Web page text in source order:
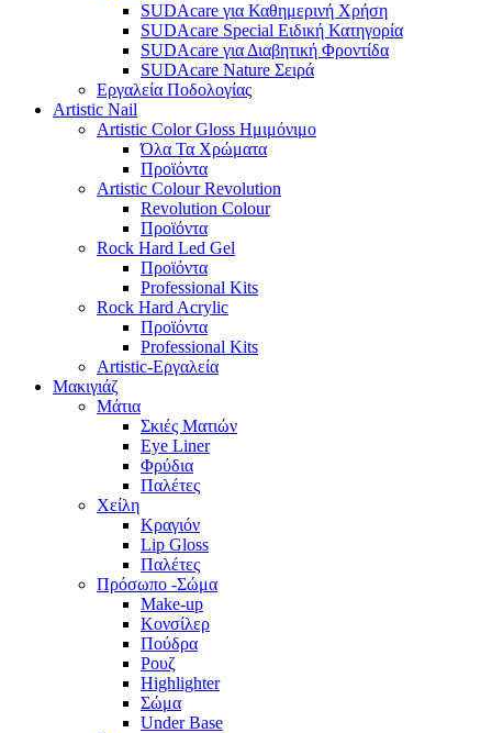
SUDAcare για Καθημερινή Χρήση
SUDAcare Special Ειδική Κατηγορία
SUDAcare για Διαβητική Φροντίδα
SUDAcare Nature Σειρά
Εργαλεία Ποδολογίας
Artistic Nail
Artistic Color Gloss Ημιμόνιμο
Όλα Τα Χρώματα
Προϊόντα
Artistic Colour Revolution
Revolution Colour
Προϊόντα
Rock Hard Led Gel
Προϊόντα
Professional Kits
Rock Hard Acrylic
Προϊόντα
Professional Kits
Artistic-Εργαλεία
Μακιγιάζ
Μάτια
Σκιές Ματιών
Eye Liner
Φρύδια
Παλέτες
Χείλη
Κραγιόν
Lip Gloss
Παλέτες
Πρόσωπο -Σώμα
Make-up
Κονσίλερ
Πούδρα
Ρουζ
Highlighter
Σώμα
Under Base